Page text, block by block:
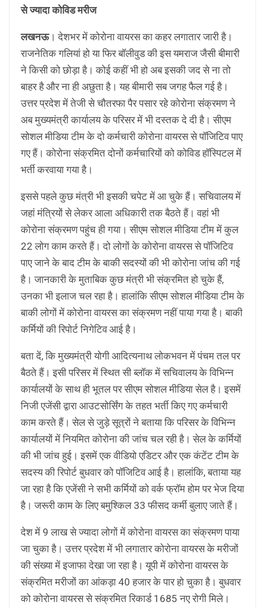
से ज्यादा कोविड मरीज
लखनऊ। देशभर में कोरोना वायरस का कहर लगातार जारी है।
राजनेतिक गलियां हो या फिर बॉलीवुड की इस यमराज जैसी बीमारी
ने किसी को छोड़ा है। कोई कहीं भी हो अब इसकी जद से ना तो
बाहर है और ना ही अछुता है। यह बीमारी सब जगह फैल गई है।
उत्तर प्रदेश में तेजी से चौतरफा पैर पसार रहे कोरोना संक्रमण ने
अब मुख्यमंत्री कार्यालय के परिसर में भी दस्तक दे दी है। सीएम
सोशल मीडिया टीम के दो कर्मचारी कोरोना वायरस से पॉजिटिव पाए
गए हैं। कोरोना संक्रमित दोनों कर्मचारियों को कोविड हॉस्पिटल में
भर्ती करवाया गया है।
इससे पहले कुछ मंत्री भी इसकी चपेट में आ चुके हैं। सचिवालय में
जहां मंत्रियों से लेकर आला अधिकारी तक बैठते हैं। वहां भी
कोरोना संक्रमण पहुंच ही गया। सीएम सोशल मीडिया टीम में कुल
22 लोग काम करते हैं। दो लोगों के कोरोना वायरस से पॉजिटिव
पाए जाने के बाद टीम के बाकी सदस्यों की भी कोरोना जांच की गई
है। जानकारी के मुताबिक कुछ मंत्री भी संक्रमित हो चुके हैं,
उनका भी इलाज चल रहा है। हालांकि सीएम सोशल मीडिया टीम के
बाकी लोगों में कोरोना वायरस का संक्रमण नहीं पाया गया है। बाकी
कर्मियों की रिपोर्ट निगेटिव आई है।
बता दें, कि मुख्यमंत्री योगी आदित्यनाथ लोकभवन में पंचम तल पर
बैठते हैं। इसी परिसर में स्थित सी ब्लॉक में सचिवालय के विभिन्न
कार्यालयों के साथ ही भूतल पर सीएम सोशल मीडिया सेल है। इसमें
निजी एजेंसी द्वारा आउटसोर्सिंग के तहत भर्ती किए गए कर्मचारी
काम करते हैं। सेल से जुड़े सूत्रों ने बताया कि परिसर के विभिन्न
कार्यालयों में नियमित कोरोना की जांच चल रही है। सेल के कर्मियों
की भी जांच हुई। इसमें एक वीडियो एडिटर और एक कंटेंट टीम के
सदस्य की रिपोर्ट बुधवार को पॉजिटिव आई है। हालांकि, बताया यह
जा रहा है कि एजेंसी ने सभी कर्मियों को वर्क फ्रॉम होम पर भेज दिया
है। जरूरी काम के लिए बमुश्किल 33 फीसद कर्मी बुलाए जाते हैं।
देश में 9 लाख से ज्यादा लोगों में कोरोना वायरस का संक्रमण पाया
जा चुका है। उत्तर प्रदेश में भी लगातार कोरोना वायरस के मरीजों
की संख्या में इजाफा देखा जा रहा है। यूपी में कोरोना वायरस के
संक्रमित मरीजों का आंकड़ा 40 हजार के पार हो चुका है। बुधवार
को कोरोना वायरस से संक्रमित रिकार्ड 1685 नए रोगी मिले।